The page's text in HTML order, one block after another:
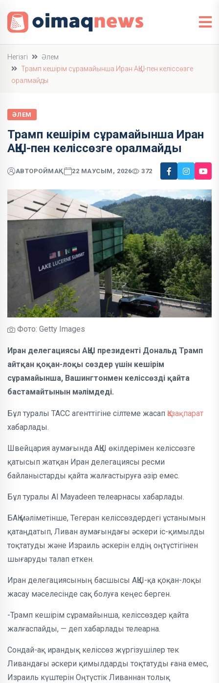
Негізгі
Әлем
Трамп кешірім сұрамайынша Иран АҚШ-пен келіссөзге
оралмайды
ӘЛЕМ
Трамп кешірім сұрамайынша Иран
АҚШ-пен келіссөзге оралмайды
АВТОРОЙМАҚ 22 МАУСЫМ, 2026 372
Фото: Getty Images
Иран делегациясы АҚШ президенті Дональд Трамп
айтқан қоқан-лоқы сөздер үшін кешірім
сұрамайынша, Вашингтонмен келіссөзді қайта
бастамайтынын мәлімдеді.
Бұл туралы ТАСС агенттігіне сілтеме жасап Қазақпарат
хабарлады.
Швейцария аумағында АҚШ өкілдерімен келіссөзге
қатысып жатқан Иран делегациясы ресми
байланыстарды қайта жалғастыруға әзір емес.
Бұл туралы Al Mayadeen телеарнасы хабарлады.
БАҚ мәліметінше, Тегеран келіссөздердегі ұстанымын
қатаңдатып, Ливан аумағындағы әскери іс-қимылды
тоқтатуды және Израиль әскерін елдің оңтүстігінен
шығаруды талап еткен.
Иран делегациясының басшысы АҚШ-қа қоқан-лоқы
жасау мәселесінде сақ болуға кеңес берген.
-Трамп кешірім сұрамайынша, келіссөздер қайта
жалғаспайды, — деп хабарлады телеарна.
Сондай-ақ ирандық келіссөз жүргізушілер тек
Ливандағы әскери қимылдарды тоқтатуды ғана емес,
Израиль күштерін Оңтүстік Ливаннан толық